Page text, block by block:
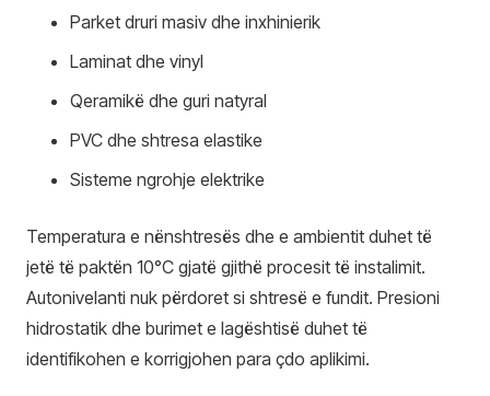
Parket druri masiv dhe inxhinierik
Laminat dhe vinyl
Qeramikë dhe guri natyral
PVC dhe shtresa elastike
Sisteme ngrohje elektrike
Temperatura e nënshtresës dhe e ambientit duhet të
jetë të paktën 10°C gjatë gjithë procesit të instalimit.
Autonivelanti nuk përdoret si shtresë e fundit. Presioni
hidrostatik dhe burimet e lagështisë duhet të
identifikohen e korrigjohen para çdo aplikimi.